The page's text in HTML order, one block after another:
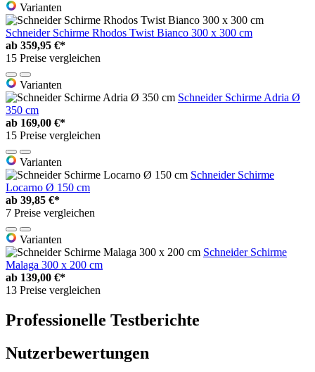
Varianten
Schneider Schirme Rhodos Twist Bianco 300 x 300 cm
ab 359,95 €*
15 Preise vergleichen
Varianten
Schneider Schirme Adria Ø
350 cm
ab 169,00 €*
15 Preise vergleichen
Varianten
Schneider Schirme
Locarno Ø 150 cm
ab 39,85 €*
7 Preise vergleichen
Varianten
Schneider Schirme
Malaga 300 x 200 cm
ab 139,00 €*
13 Preise vergleichen
Professionelle Testberichte
Nutzerbewertungen